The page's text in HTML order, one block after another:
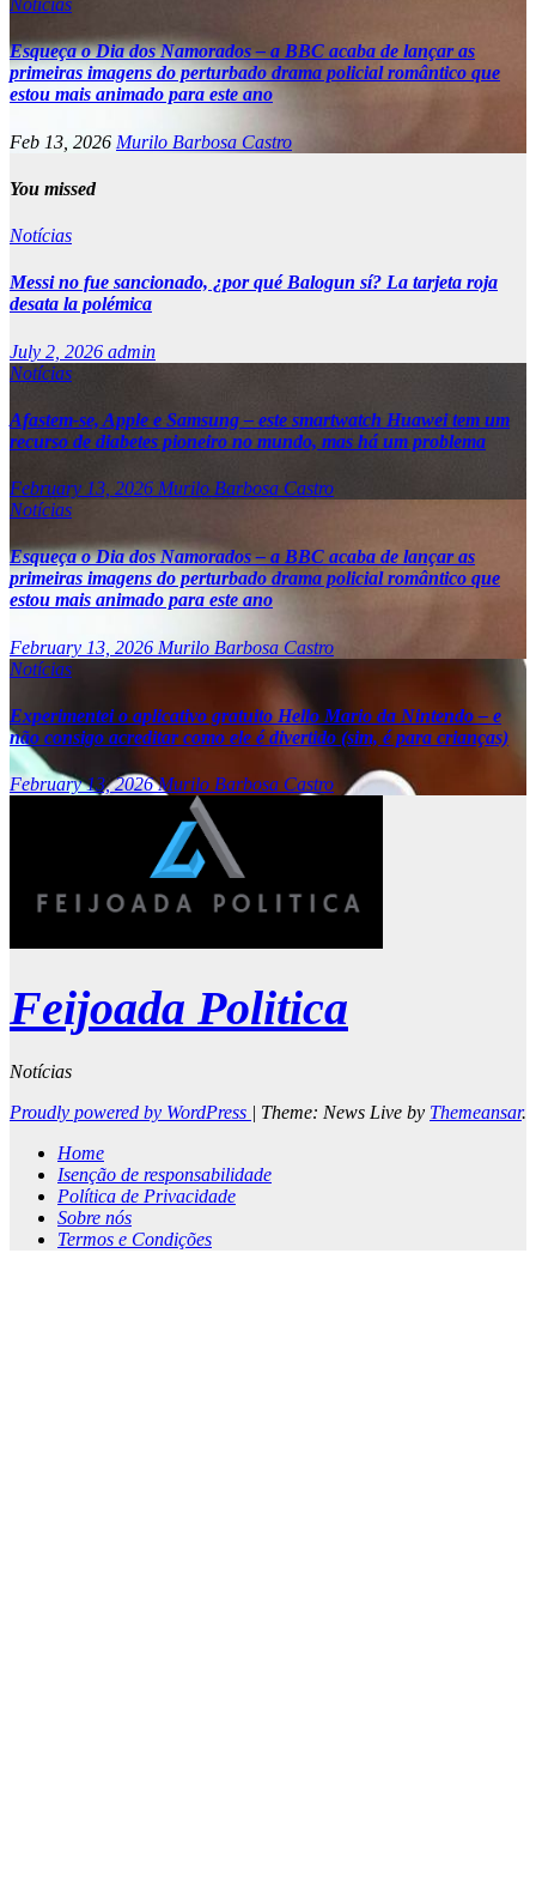
Notícias
Esqueça o Dia dos Namorados – a BBC acaba de lançar as
primeiras imagens do perturbado drama policial romântico que
estou mais animado para este ano
Feb 13, 2026 Murilo Barbosa Castro
You missed
Notícias
Messi no fue sancionado, ¿por qué Balogun sí? La tarjeta roja
desata la polémica
July 2, 2026 admin
Notícias
Afastem-se, Apple e Samsung – este smartwatch Huawei tem um
recurso de diabetes pioneiro no mundo, mas há um problema
February 13, 2026 Murilo Barbosa Castro
Notícias
Esqueça o Dia dos Namorados – a BBC acaba de lançar as
primeiras imagens do perturbado drama policial romântico que
estou mais animado para este ano
February 13, 2026 Murilo Barbosa Castro
Notícias
Experimentei o aplicativo gratuito Hello Mario da Nintendo – e
não consigo acreditar como ele é divertido (sim, é para crianças)
February 13, 2026Murilo Barbosa Castro
Feijoada Politica
Notícias
Proudly powered by WordPress | Theme: News Live by Themeansar.
Home
Isenção de responsabilidade
Política de Privacidade
Sobre nós
Termos e Condições